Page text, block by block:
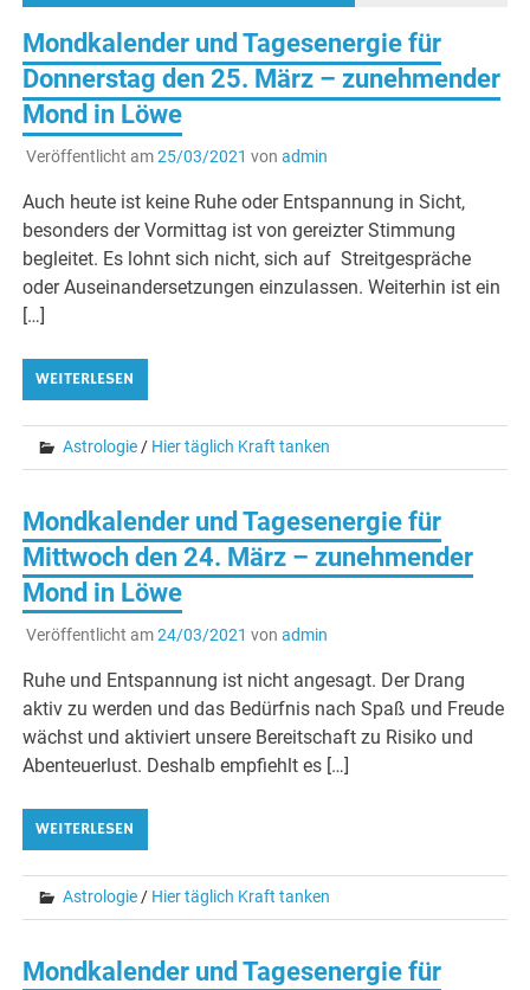
Mondkalender und Tagesenergie für
Donnerstag den 25. März – zunehmender
Mond in Löwe
Veröffentlicht am25/03/2021 von admin
Auch heute ist keine Ruhe oder Entspannung in Sicht,
besonders der Vormittag ist von gereizter Stimmung
begleitet. Es lohnt sich nicht, sich auf Streitgespräche
oder Auseinandersetzungen einzulassen. Weiterhin ist ein
[…]
WEITERLESEN
Astrologie/ Hier täglich Kraft tanken
Mondkalender und Tagesenergie für
Mittwoch den 24. März – zunehmender
Mond in Löwe
Veröffentlicht am24/03/2021 von admin
Ruhe und Entspannung ist nicht angesagt. Der Drang
aktiv zu werden und das Bedürfnis nach Spaß und Freude
wächst und aktiviert unsere Bereitschaft zu Risiko und
Abenteuerlust. Deshalb empfiehlt es […]
WEITERLESEN
Astrologie / Hier täglich Kraft tanken
Mondkalender und Tagesenergie für